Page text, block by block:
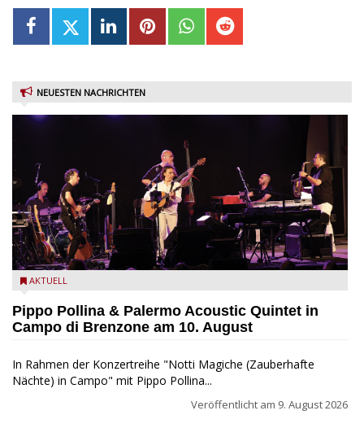
NEUESTEN NACHRICHTEN
Pippo Pollina im Konzert mit dem Palermo Acoustic Quintet
AKTUELL
Pippo Pollina & Palermo Acoustic Quintet in
Campo di Brenzone am 10. August
In Rahmen der Konzertreihe "Notti Magiche (Zauberhafte
Nächte) in Campo" mit Pippo Pollina...
Veröffentlicht am 9. August 2026